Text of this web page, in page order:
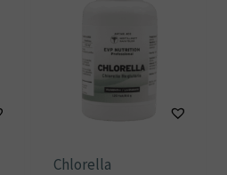
Chlorella